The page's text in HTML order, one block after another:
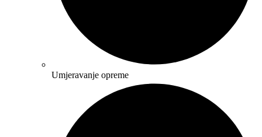
Umjeravanje opreme